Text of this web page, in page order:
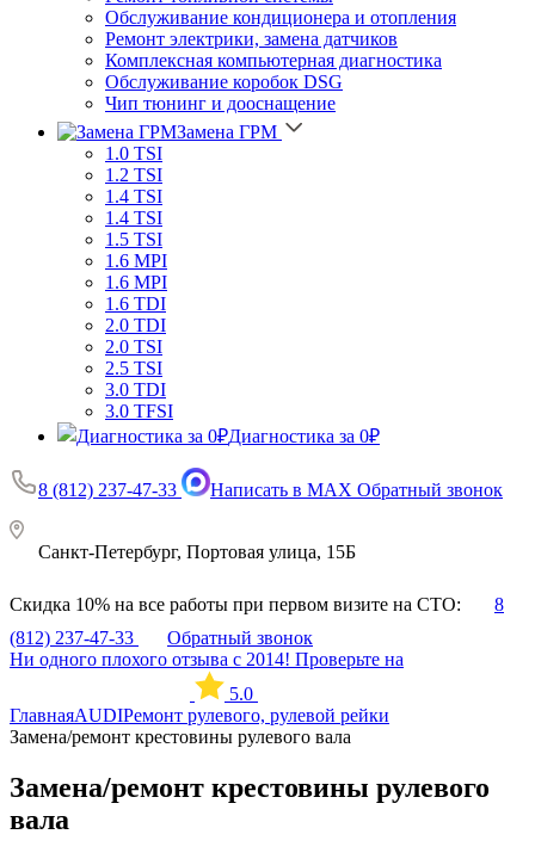
Обслуживание кондиционера и отопления
Ремонт электрики, замена датчиков
Комплексная компьютерная диагностика
Обслуживание коробок DSG
Чип тюнинг и дооснащение
Замена ГРМ
1.0 TSI
1.2 TSI
1.4 TSI
1.4 TSI
1.5 TSI
1.6 MPI
1.6 MPI
1.6 TDI
2.0 TDI
2.0 TSI
2.5 TSI
3.0 TDI
3.0 TFSI
Диагностика за 0₽
8 (812) 237-47-33 Написать в MAX Обратный звонок
Санкт-Петербург, Портовая улица, 15Б
Скидка 10% на все работы при первом визите на СТО:
8
(812) 237-47-33
Обратный звонок
Ни одного плохого отзыва с 2014! Проверьте на
5.0
ГлавнаяAUDIРемонт рулевого, рулевой рейки
Замена/ремонт крестовины рулевого вала
Замена/ремонт крестовины рулевого
вала